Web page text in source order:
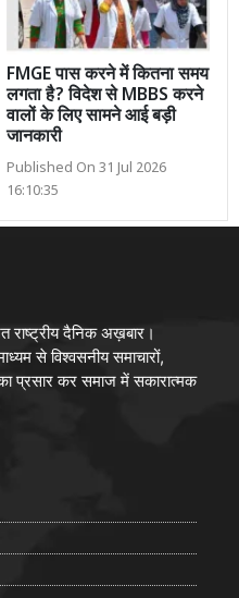
FMGE पास करने में कितना समय
लगता है? विदेश से MBBS करने
वालों के लिए सामने आई बड़ी
जानकारी
Published On 31 Jul 2026
16:10:35
राष्ट्रीय दैनिक अख़बार।
से विश्वसनीय समाचारों,
प्रसार कर समाज में सकारात्मक